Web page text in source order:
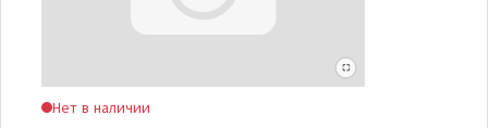
Нет в наличии